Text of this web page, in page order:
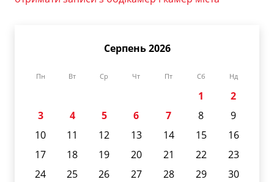
Серпень 2026
Пн Вт Ср Чт Пт Сб Нд
1
2
3
4 5 6 7 8
9
10
11 12 13 14 15
16
17
18 19 20 21 22
23
24
25 26 27 28 29
30